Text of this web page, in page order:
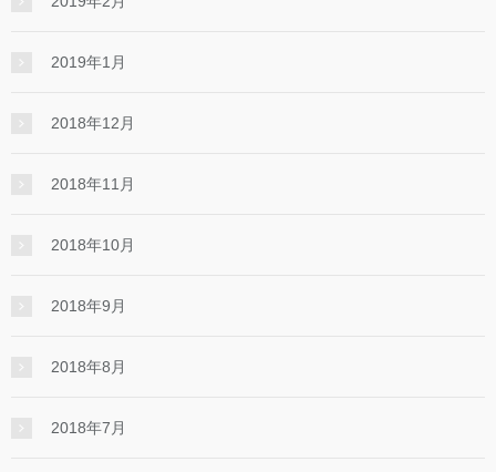
2019年1月
2018年12月
2018年11月
2018年10月
2018年9月
2018年8月
2018年7月